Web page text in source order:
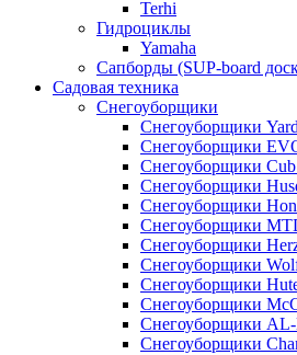
Terhi
Гидроциклы
Yamaha
Сапборды (SUP-board
Садовая техника
Снегоуборщики
Снегоуборщики
Снегоуборщики
Снегоуборщики Cub
Снегоуборщики
Снегоуборщики
Снегоуборщики
Снегоуборщики
Снегоуборщики
Снегоуборщики
Снегоуборщики
Снегоуборщики
Снегоуборщики